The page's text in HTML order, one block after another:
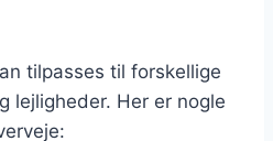
tilpasses til forskellige
lejligheder. Her er nogle